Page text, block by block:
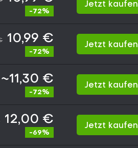
-72%
Jetzt kaufen
10,99 €
-72%
Jetzt kaufen
~11,30 €
-72%
Jetzt kaufen
12,00 €
-69%
Jetzt kaufen